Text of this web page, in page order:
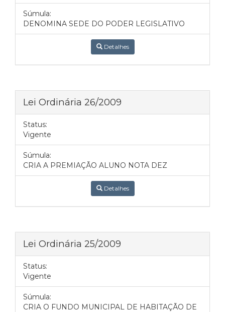
Súmula:
DENOMINA SEDE DO PODER LEGISLATIVO
Detalhes
Lei Ordinária 26/2009
Status:
Vigente
Súmula:
CRIA A PREMIAÇÃO ALUNO NOTA DEZ
Detalhes
Lei Ordinária 25/2009
Status:
Vigente
Súmula:
CRIA O FUNDO MUNICIPAL DE HABITAÇÃO DE